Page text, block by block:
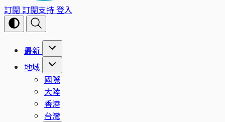
訂閱 訂閱支持登入
最新
地域
國際
大陸
香港
台灣